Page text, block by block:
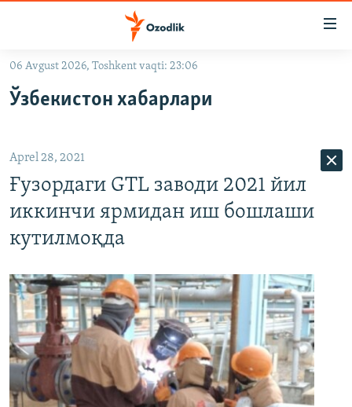
Асосий
Қидиришга
ўтинг
OZODLIK SURISHTIRUVLARI
На русском
ИЖТИМОИЙ ТАРМОҚЛАР
Озодлик бошқа тилларда
06 Avgust 2026, Toshkent vaqti: 23:06
Ўзбекистон хабарлари
Aprel 28, 2021
Ғузордаги GTL заводи 2021 йил
иккинчи ярмидан иш бошлаши
кутилмоқда